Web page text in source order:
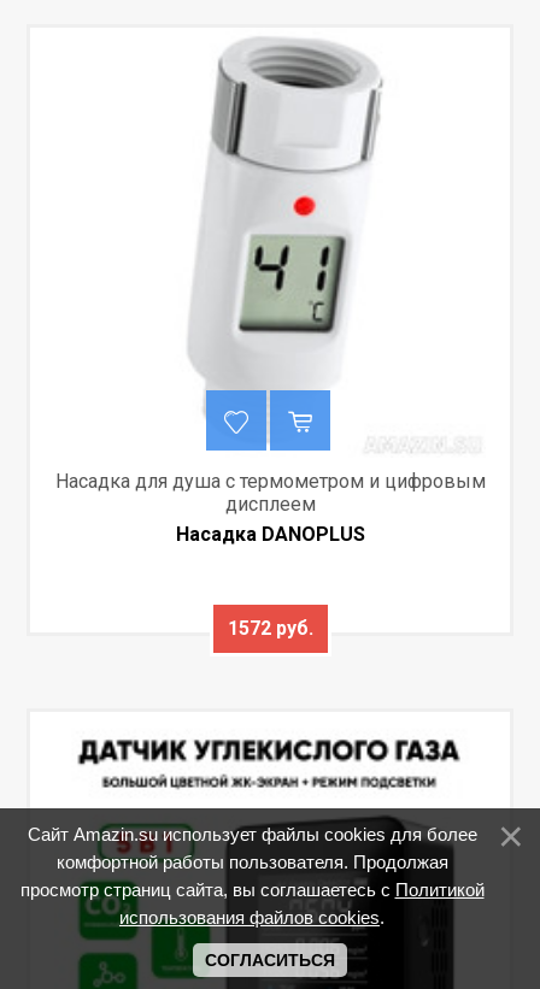
Насадка для душа с термометром и цифровым
дисплеем
Насадка DANOPLUS
1572 руб.
Сайт Amazin.su использует файлы cookies для более
комфортной работы пользователя. Продолжая
просмотр страниц сайта, вы соглашаетесь с Политикой
использования файлов cookies.
СОГЛАСИТЬСЯ